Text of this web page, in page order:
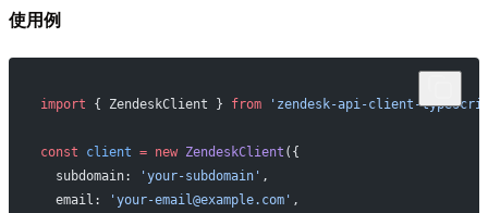
使用例
import { ZendeskClient } from 'zendesk-api-client-
const client = new ZendeskClient ({
  subdomain:
'your-subdomain' ,
  email:
'your-email@example.com' ,